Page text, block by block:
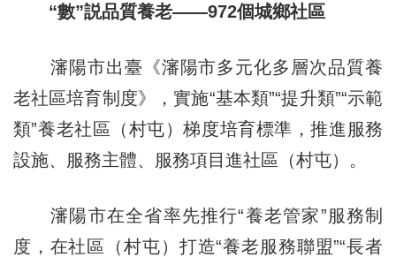
“數”説品質養老——972個城鄉社區
瀋陽市出臺《瀋陽市多元化多層次品質養
老社區培育制度》，實施“基本類”“提升類”“示範
類”養老社區（村屯）梯度培育標準，推進服務
設施、服務主體、服務項目進社區（村屯）。
瀋陽市在全省率先推行“養老管家”服務制
度，在社區（村屯）打造“養老服務聯盟”“長者